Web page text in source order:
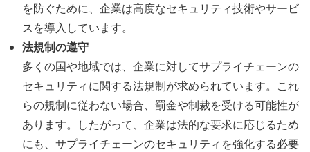
を防ぐために、企業は高度なセキュリティ技術やサービ
スを導入しています。
法規制の遵守
多くの国や地域では、企業に対してサプライチェーンの
セキュリティに関する法規制が求められています。これ
らの規制に従わない場合、罰金や制裁を受ける可能性が
あります。したがって、企業は法的な要求に応じるため
にも、サプライチェーンのセキュリティを強化する必要